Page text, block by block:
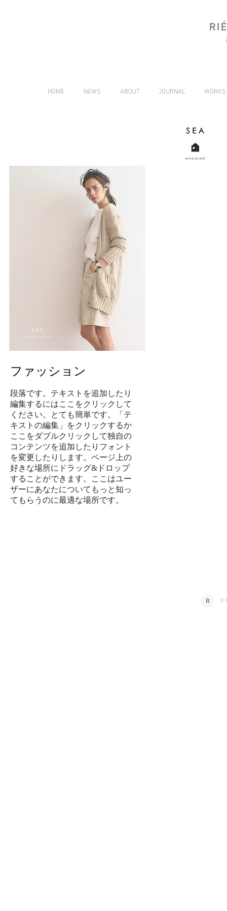
HOME NEWS ABOUT JOURNAL WORKS
ファッション
段落です。テキストを追加したり
編集するにはここをクリックして
ください。とても簡単です。「テ
キストの編集」をクリックするか
ここをダブルクリックして独自の
コンテンツを追加したりフォント
を変更したりします。ページ上の
好きな場所にドラッグ&ドロップ
することができます。ここはユー
ザーにあなたについてもっと知っ
てもらうのに最適な場所です。
©